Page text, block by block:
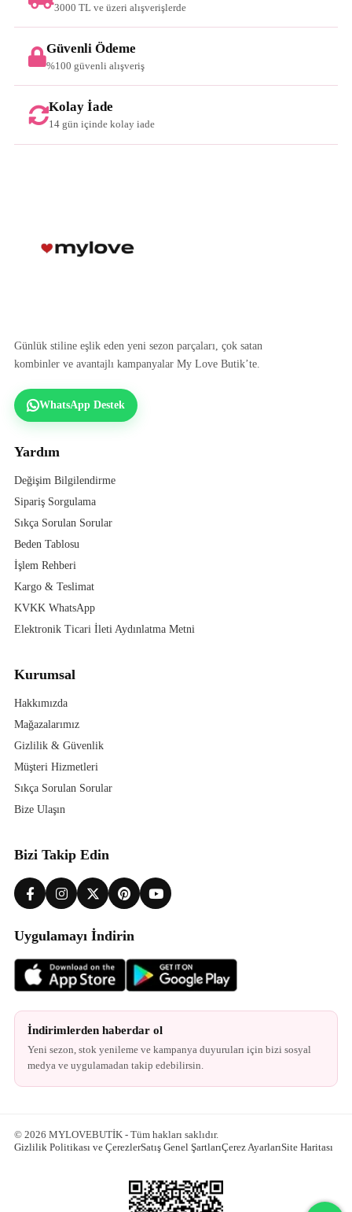
3000 TL ve üzeri alışverişlerde
Güvenli Ödeme
%100 güvenli alışveriş
Kolay İade
14 gün içinde kolay iade
Günlük stiline eşlik eden yeni sezon parçaları, çok satan
kombinler ve avantajlı kampanyalar My Love Butik’te.
WhatsApp Destek
Yardım
Değişim Bilgilendirme
Sipariş Sorgulama
Sıkça Sorulan Sorular
Beden Tablosu
İşlem Rehberi
Kargo & Teslimat
KVKK WhatsApp
Elektronik Ticari İleti Aydınlatma Metni
Kurumsal
Hakkımızda
Mağazalarımız
Gizlilik & Güvenlik
Müşteri Hizmetleri
Sıkça Sorulan Sorular
Bize Ulaşın
Bizi Takip Edin
Uygulamayı İndirin
İndirimlerden haberdar ol
Yeni sezon, stok yenileme ve kampanya duyuruları için bizi sosyal
medya ve uygulamadan takip edebilirsin.
© 2026 MYLOVEBUTİK - Tüm hakları saklıdır.
Gizlilik Politikası ve ÇerezlerSatış Genel ŞartlarıÇerez AyarlarıSite Haritası